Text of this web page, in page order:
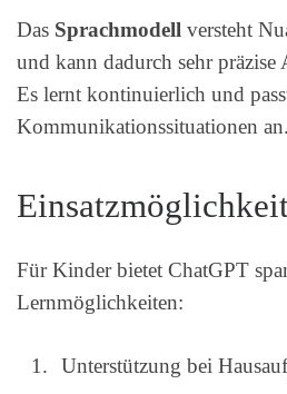
Das Sprachmodell versteht
und kann dadurch sehr präzise
Es lernt kontinuierlich und
Kommunikationssituationen an.
Für Kinder bietet ChatGPT
Lernmöglichkeiten:
Unterstützung bei